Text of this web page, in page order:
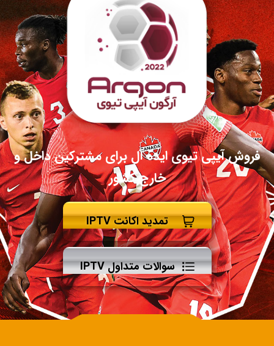
فروش آیپی تیوی ایده آل برای مشترکین داخل و
خارج کشور
تمدید اکانت IPTV
سوالات متداول IPTV